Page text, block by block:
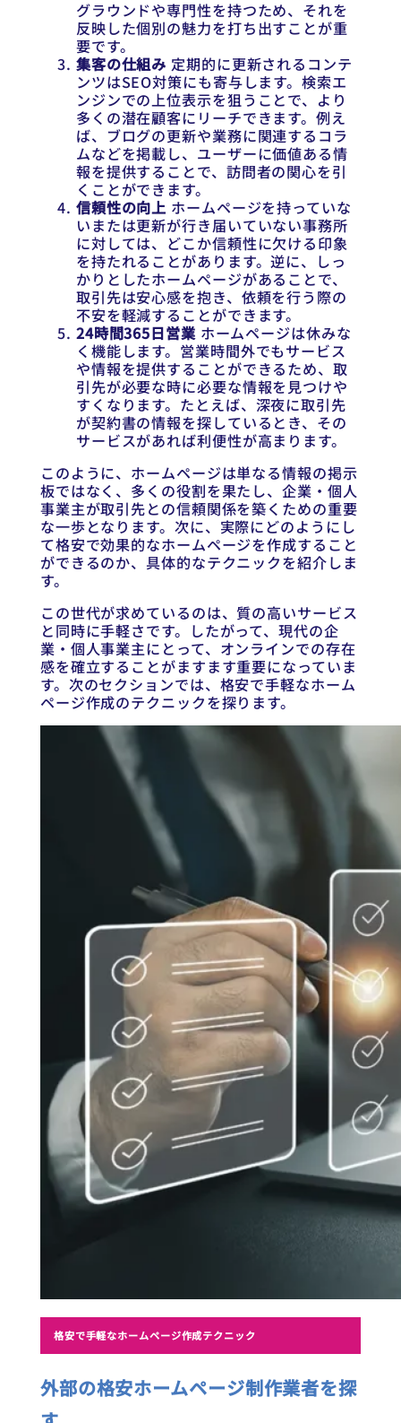
グラウンドや専門性を持つため、それを
反映した個別の魅力を打ち出すことが重
要です。
集客の仕組み 定期的に更新されるコンテ
ンツはSEO対策にも寄与します。検索エ
ンジンでの上位表示を狙うことで、より
多くの潜在顧客にリーチできます。例え
ば、ブログの更新や業務に関連するコラ
ムなどを掲載し、ユーザーに価値ある情
報を提供することで、訪問者の関心を引
くことができます。
信頼性の向上 ホームページを持っていな
いまたは更新が行き届いていない事務所
に対しては、どこか信頼性に欠ける印象
を持たれることがあります。逆に、しっ
かりとしたホームページがあることで、
取引先は安心感を抱き、依頼を行う際の
不安を軽減することができます。
24時間365日営業ホームページは休みな
く機能します。営業時間外でもサービス
や情報を提供することができるため、取
引先が必要な時に必要な情報を見つけや
すくなります。たとえば、深夜に取引先
が契約書の情報を探しているとき、その
サービスがあれば利便性が高まります。
このように、ホームページは単なる情報の掲示
板ではなく、多くの役割を果たし、企業・個人
事業主が取引先との信頼関係を築くための重要
な一歩となります。次に、実際にどのようにし
て格安で効果的なホームページを作成すること
ができるのか、具体的なテクニックを紹介しま
す。
この世代が求めているのは、質の高いサービス
と同時に手軽さです。したがって、現代の企
業・個人事業主にとって、オンラインでの存在
感を確立することがますます重要になっていま
す。次のセクションでは、格安で手軽なホーム
ページ作成のテクニックを探ります。
格安で手軽なホームページ作成テクニック
外部の格安ホームページ制作業者を探